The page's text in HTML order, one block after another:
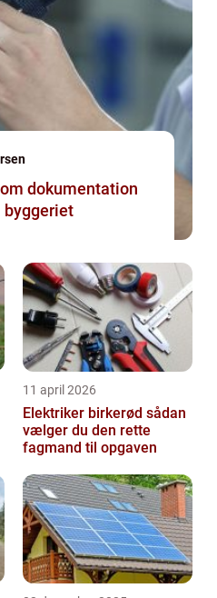
dokumentation
11 april 2026
Elektriker birkerød sådan
vælger du den rette
fagmand til opgaven